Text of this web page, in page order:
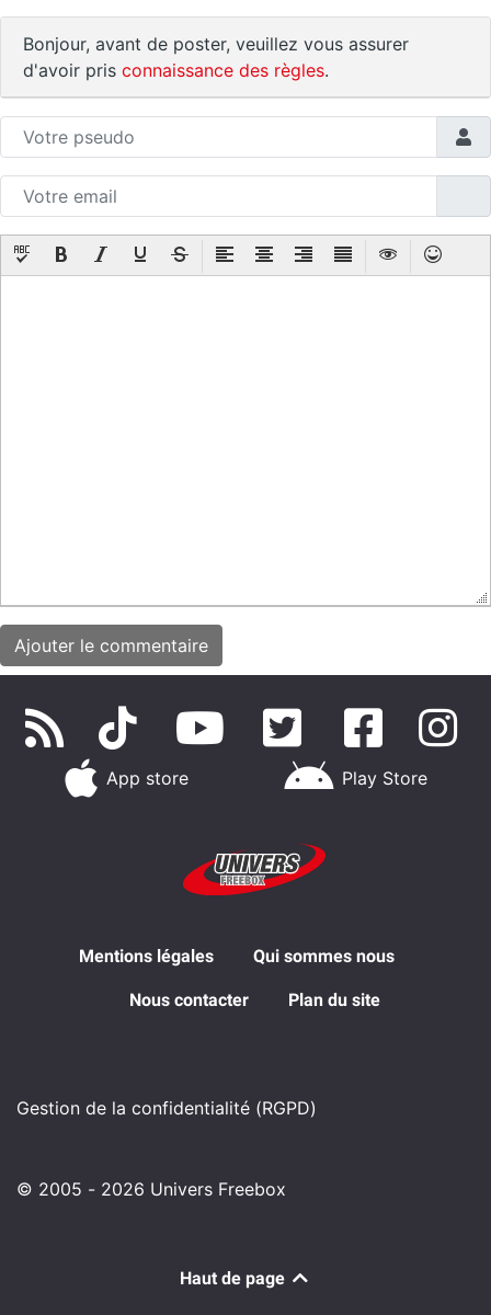
Bonjour, avant de poster, veuillez vous assurer
d'avoir pris connaissance des règles.
App store Play Store
Mentions légales Qui sommes nous
Nous contacter Plan du site
Gestion de la confidentialité (RGPD)
© 2005 - 2026 Univers Freebox
Haut de page